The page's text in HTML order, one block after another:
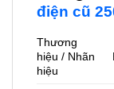
điện cũ
Thương
hiệu / Nhãn
hiệu